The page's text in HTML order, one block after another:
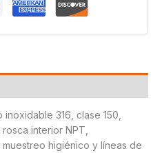
316, clase 150,
interior NPT,
higiénico y líneas de